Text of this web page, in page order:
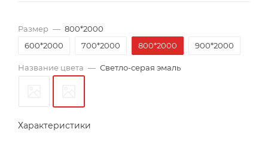
Размер — 800*2000
600*2000
700*2000 800*2000 900*2000
Название цвета — Светло-серая эмаль
Характеристики